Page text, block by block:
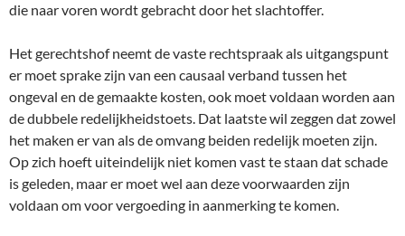
die naar voren wordt gebracht door het slachtoffer.
Het gerechtshof neemt de vaste rechtspraak als uitgangspunt
er moet sprake zijn van een causaal verband tussen het
ongeval en de gemaakte kosten, ook moet voldaan worden aan
de dubbele redelijkheidstoets. Dat laatste wil zeggen dat zowel
het maken er van als de omvang beiden redelijk moeten zijn.
Op zich hoeft uiteindelijk niet komen vast te staan dat schade
is geleden, maar er moet wel aan deze voorwaarden zijn
voldaan om voor vergoeding in aanmerking te komen.